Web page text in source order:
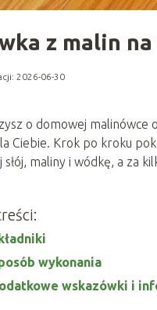
z malin
2026-06-30
o domowej malinówce
Ciebie. Krok po kroku
słój, maliny i wódkę, a za
wykonania
wskazówki i